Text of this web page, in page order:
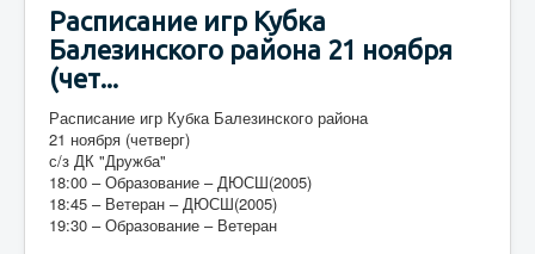
Расписание игр Кубка
Балезинского района 21 ноября
(чет...
Расписание игр Кубка Балезинского района
21 ноября (четверг)
с/з ДК "Дружба"
18:00 – Образование – ДЮСШ(2005)
18:45 – Ветеран – ДЮСШ(2005)
19:30 – Образование – Ветеран